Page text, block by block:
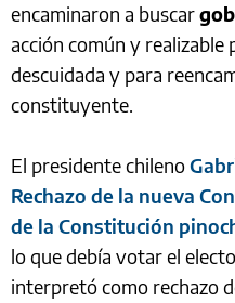
encaminaron a buscar
acción común y realizable
descuidada y para
constituyente.
El presidente chileno
Rechazo de la nueva
de la Constitución
lo que debía votar el
interpretó como rechazo